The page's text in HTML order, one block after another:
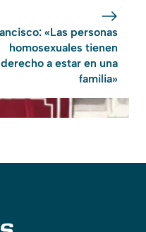
«Las personas
homosexuales tienen
derecho a estar en una
familia»